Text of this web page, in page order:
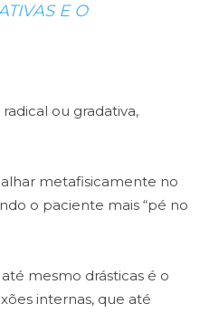
E O
ou gradativa,
metafisicamente no
o paciente mais “pé no
mesmo drásticas é o
internas, que até